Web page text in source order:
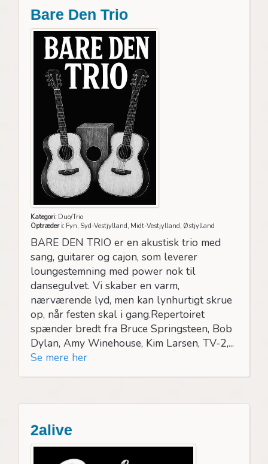
Bare Den Trio
Kategori:Duo/Trio
Optræder i:Fyn, Syd-Vestjylland, Midt-Vestjylland, Østjylland
BARE DEN TRIO er en akustisk trio med
sang, guitarer og cajon, som leverer
loungestemning med power nok til
dansegulvet. Vi skaber en varm,
nærværende lyd, men kan lynhurtigt skrue
op, når festen skal i gang.Repertoiret
spænder bredt fra Bruce Springsteen, Bob
Dylan, Amy Winehouse, Kim Larsen, TV-2,...
Se mere her
2alive